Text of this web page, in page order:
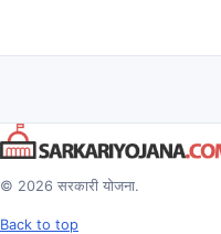
© 2026 सरकारी योजना.
Back to top